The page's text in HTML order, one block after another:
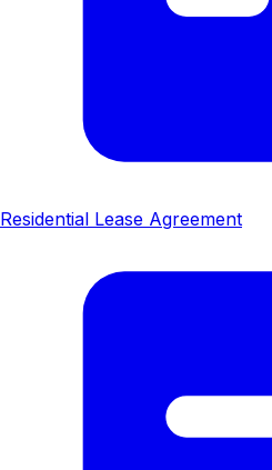
Residential Lease Agreement